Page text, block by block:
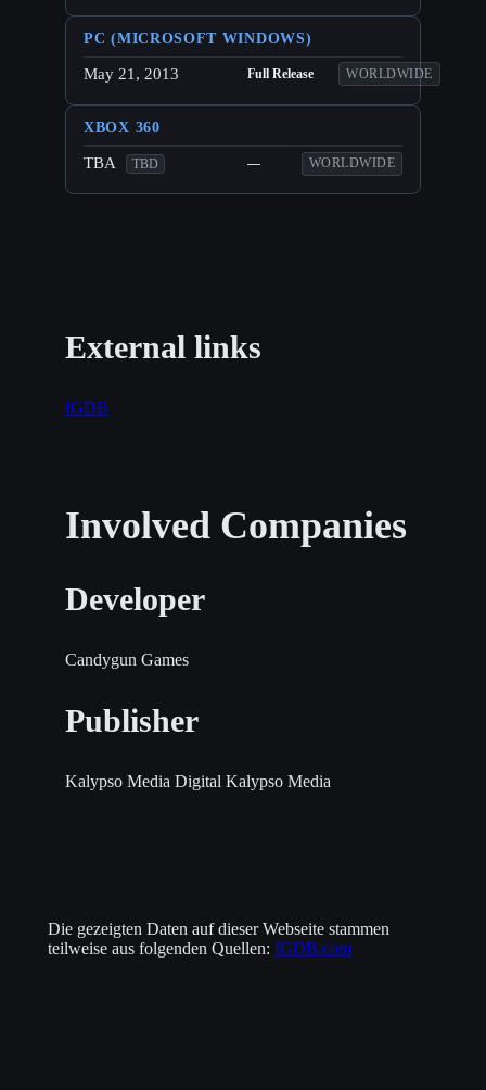
PC (MICROSOFT WINDOWS)
May 21, 2013 Full Release WORLDWIDE
XBOX 360
TBA TBD — WORLDWIDE
External links
IGDB
Involved Companies
Developer
Candygun Games
Publisher
Kalypso Media Digital Kalypso Media
Die gezeigten Daten auf dieser Webseite stammen
teilweise aus folgenden Quellen: IGDB.com